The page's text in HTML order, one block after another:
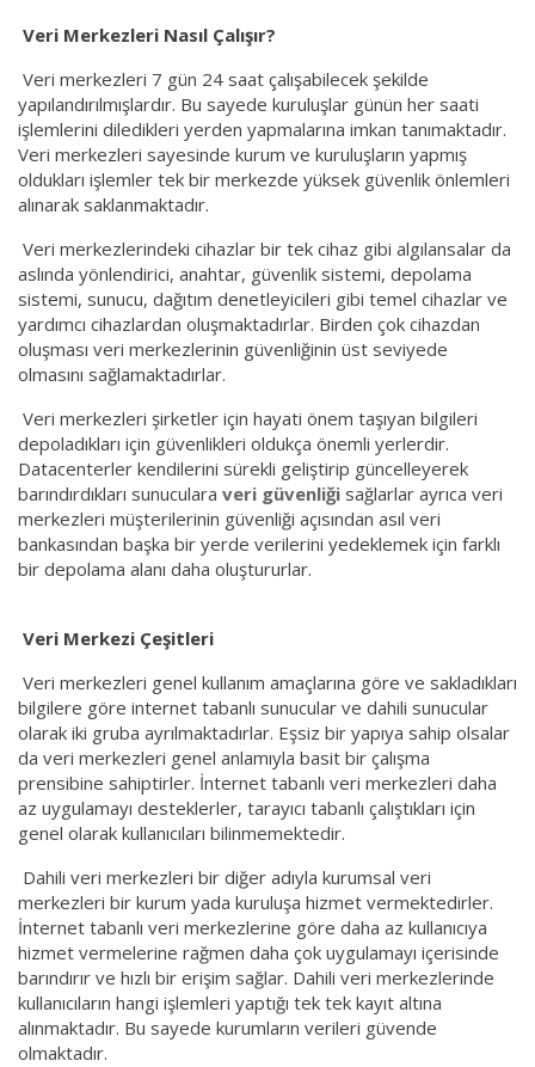
Veri Merkezleri Nasıl Çalışır?
Veri merkezleri 7 gün 24 saat çalışabilecek şekilde
yapılandırılmışlardır. Bu sayede kuruluşlar günün her saati
işlemlerini diledikleri yerden yapmalarına imkan tanımaktadır.
Veri merkezleri sayesinde kurum ve kuruluşların yapmış
oldukları işlemler tek bir merkezde yüksek güvenlik önlemleri
alınarak saklanmaktadır.
Veri merkezlerindeki cihazlar bir tek cihaz gibi algılansalar da
aslında yönlendirici, anahtar, güvenlik sistemi, depolama
sistemi, sunucu, dağıtım denetleyicileri gibi temel cihazlar ve
yardımcı cihazlardan oluşmaktadırlar. Birden çok cihazdan
oluşması veri merkezlerinin güvenliğinin üst seviyede
olmasını sağlamaktadırlar.
Veri merkezleri şirketler için hayati önem taşıyan bilgileri
depoladıkları için güvenlikleri oldukça önemli yerlerdir.
Datacenterler kendilerini sürekli geliştirip güncelleyerek
barındırdıkları sunuculara veri güvenliği sağlarlar ayrıca veri
merkezleri müşterilerinin güvenliği açısından asıl veri
bankasından başka bir yerde verilerini yedeklemek için farklı
bir depolama alanı daha oluştururlar.
Veri Merkezi Çeşitleri
Veri merkezleri genel kullanım amaçlarına göre ve sakladıkları
bilgilere göre internet tabanlı sunucular ve dahili sunucular
olarak iki gruba ayrılmaktadırlar. Eşsiz bir yapıya sahip olsalar
da veri merkezleri genel anlamıyla basit bir çalışma
prensibine sahiptirler. İnternet tabanlı veri merkezleri daha
az uygulamayı desteklerler, tarayıcı tabanlı çalıştıkları için
genel olarak kullanıcıları bilinmemektedir.
Dahili veri merkezleri bir diğer adıyla kurumsal veri
merkezleri bir kurum yada kuruluşa hizmet vermektedirler.
İnternet tabanlı veri merkezlerine göre daha az kullanıcıya
hizmet vermelerine rağmen daha çok uygulamayı içerisinde
barındırır ve hızlı bir erişim sağlar. Dahili veri merkezlerinde
kullanıcıların hangi işlemleri yaptığı tek tek kayıt altına
alınmaktadır. Bu sayede kurumların verileri güvende
olmaktadır.